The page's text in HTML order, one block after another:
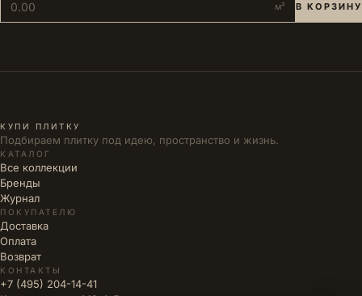
м² В КОРЗИНУ
КУПИ ПЛИТКУ
Подбираем плитку под идею, пространство и жизнь.
КАТАЛОГ
Все коллекции
Бренды
Журнал
ПОКУПАТЕЛЮ
Доставка
Оплата
Возврат
КОНТАКТЫ
+7 (495) 204-14-41